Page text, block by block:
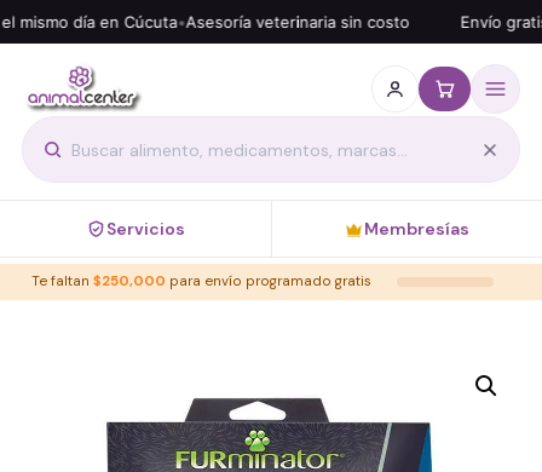
día en Cúcuta•Asesoría veterinaria sin costo Envío gratis
Servicios Membresías
Te faltan $250,000 para envío programado gratis